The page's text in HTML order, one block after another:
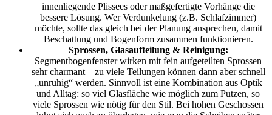
innenliegende Plissees oder maßgefertigte Vorhänge die
bessere Lösung. Wer Verdunkelung (z.B. Schlafzimmer)
möchte, sollte das gleich bei der Planung ansprechen, damit
Beschattung und Bogenform zusammen funktionieren.
Sprossen, Glasaufteilung & Reinigung:
Segmentbogenfenster wirken mit fein aufgeteilten Sprossen
sehr charmant – zu viele Teilungen können dann aber schnell
„unruhig“ werden. Sinnvoll ist eine Kombination aus Optik
und Alltag: so viel Glasfläche wie möglich zum Putzen, so
viele Sprossen wie nötig für den Stil. Bei hohen Geschossen